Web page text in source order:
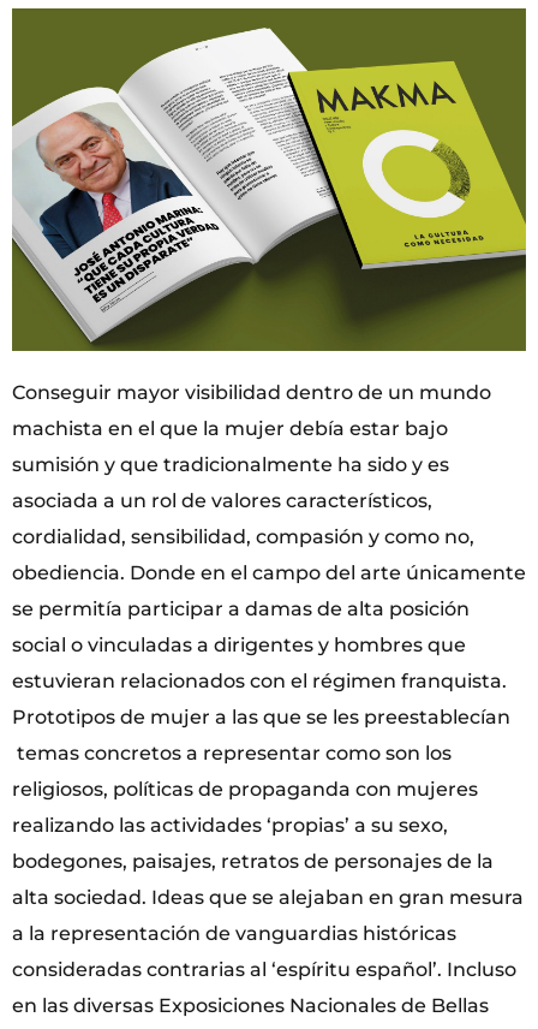
Conseguir mayor visibilidad dentro de un mundo
machista en el que la mujer debía estar bajo
sumisión y que tradicionalmente ha sido y es
asociada a un rol de valores característicos,
cordialidad, sensibilidad, compasión y como no,
obediencia. Donde en el campo del arte únicamente
se permitía participar a damas de alta posición
social o vinculadas a dirigentes y hombres que
estuvieran relacionados con el régimen franquista.
Prototipos de mujer a las que se les preestablecían
temas concretos a representar como son los
religiosos, políticas de propaganda con mujeres
realizando las actividades ‘propias’ a su sexo,
bodegones, paisajes, retratos de personajes de la
alta sociedad. Ideas que se alejaban en gran mesura
a la representación de vanguardias históricas
consideradas contrarias al ‘espíritu español’. Incluso
en las diversas Exposiciones Nacionales de Bellas